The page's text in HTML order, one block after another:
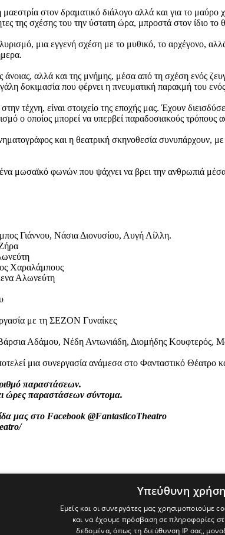
μαεστρία στον δραματικό διάλογο αλλά και για το
της σχέσης του την ύστατη ώρα, μπροστά στον ίδιο το
μια εγγενή σχέση με το μυθικό, το αρχέγονο,
άνοιας, αλλά και της μνήμης, μέσα από τη σχέση ενός
δοκιμασία που φέρνει η πνευματική παρακμή του
τέχνη, είναι στοιχείο της εποχής μας. Έχουν
ο οποίος μπορεί να υπερβεί παραδοσιακούς τρόπους
και η θεατρική σκηνοθεσία συνυπάρχουν,
μωσαϊκό φωνών που ψάχνει να βρει την ανθρωπιά
Γιάννου, Νάσια Διονυσίου, Αυγή Λίλλη.
Χαραλάμπους
Αλωνεύτη
με τη ΣΕΖΟΝ Γυναίκες
Αδάμου, Νέδη Αντωνιάδη, Διομήδης
μια συνεργασία ανάμεσα στο Φανταστικό Θέατρο
παραστάσεων.
ώρες παραστάσεων σύντομα.
μας στο Facebook @FantasticoTheatro
Υπεύθυνη
Εμείς και οι συνεργάτες μας χρησιμοποιούμε
και να έχουμε πρόσβαση σε πληροφορίες
δεδομένα, όπως τη διεύθυνση IP σας,